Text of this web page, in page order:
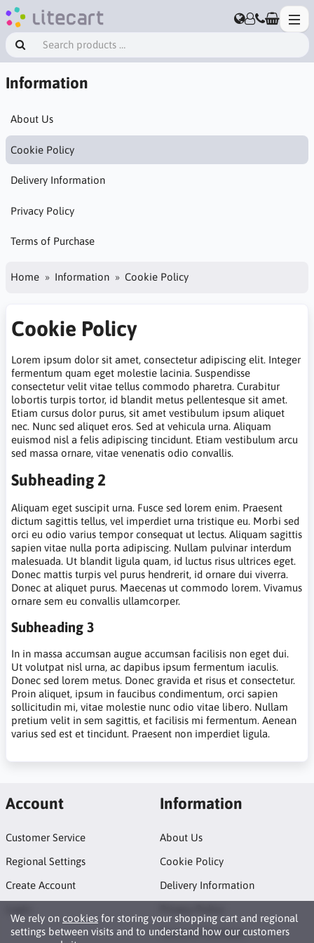
Information
About Us
Cookie Policy
Delivery Information
Privacy Policy
Terms of Purchase
Home Information Cookie Policy
Cookie Policy
Lorem ipsum dolor sit amet, consectetur adipiscing elit. Integer
fermentum quam eget molestie lacinia. Suspendisse
consectetur velit vitae tellus commodo pharetra. Curabitur
lobortis turpis tortor, id blandit metus pellentesque sit amet.
Etiam cursus dolor purus, sit amet vestibulum ipsum aliquet
nec. Nunc sed aliquet eros. Sed at vehicula urna. Aliquam
euismod nisl a felis adipiscing tincidunt. Etiam vestibulum arcu
sed massa ornare, vitae venenatis odio convallis.
Subheading 2
Aliquam eget suscipit urna. Fusce sed lorem enim. Praesent
dictum sagittis tellus, vel imperdiet urna tristique eu. Morbi sed
orci eu odio varius tempor consequat ut lectus. Aliquam sagittis
sapien vitae nulla porta adipiscing. Nullam pulvinar interdum
malesuada. Ut blandit ligula quam, id luctus risus ultrices eget.
Donec mattis turpis vel purus hendrerit, id ornare dui viverra.
Donec at aliquet purus. Maecenas ut commodo lorem. Vivamus
ornare sem eu convallis ullamcorper.
Subheading 3
In in massa accumsan augue accumsan facilisis non eget dui.
Ut volutpat nisl urna, ac dapibus ipsum fermentum iaculis.
Donec sed lorem metus. Donec gravida et risus et consectetur.
Proin aliquet, ipsum in faucibus condimentum, orci sapien
sollicitudin mi, vitae molestie nunc odio vitae libero. Nullam
pretium velit in sem sagittis, et facilisis mi fermentum. Aenean
varius sed est et tincidunt. Praesent non imperdiet ligula.
We rely on cookies for storing your shopping cart and regional
settings between visits and to understand how our customers
Account
Customer Service
Regional Settings
Create Account
Information
About Us
Cookie Policy
Delivery Information
Terms of Purchase